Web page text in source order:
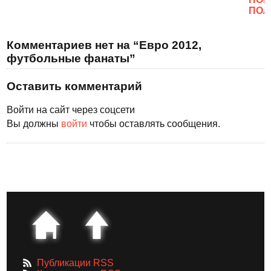
Комментариев нет на “Евро 2012,
футбольные фанаты”
Оставить комментарий
Войти на сайт через соцсети
Вы должны войти чтобы оставлять сообщения.
Публикации RSS